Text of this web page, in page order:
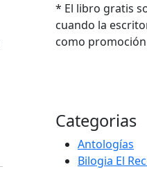
* El libro gratis
cuando la
como
Categorias
Antologías
Bilogia El